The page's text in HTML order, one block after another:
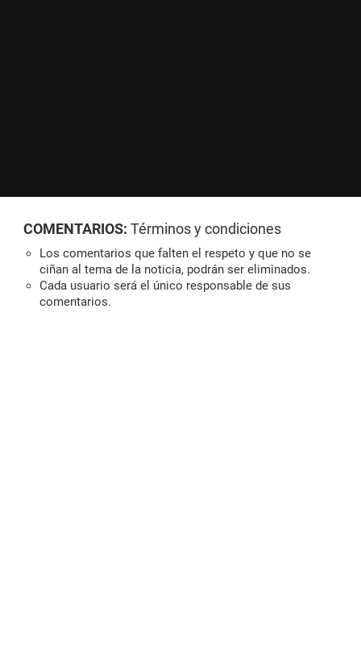
COMENTARIOS: Términos y condiciones
Los comentarios que falten el respeto y que no se
ciñan al tema de la noticia, podrán ser eliminados.
Cada usuario será el único responsable de sus
comentarios.